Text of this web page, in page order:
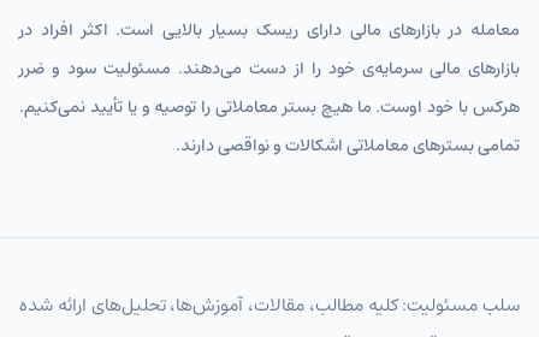
معامله در بازارهای مالی دارای ریسک بسیار بالایی است. اکثر افراد در
بازارهای مالی سرمایه‌ی خود را از دست می‌دهند. مسئولیت سود و ضرر
هرکس با خود اوست. ما هیچ بستر معاملاتی را توصیه و یا تأیید نمی‌کنیم.
تمامی بسترهای معاملاتی اشکالات و نواقصی دارند.
سلب مسئولیت: کلیه مطالب، مقالات، آموزش‌ها، تحلیل‌های ارائه شده